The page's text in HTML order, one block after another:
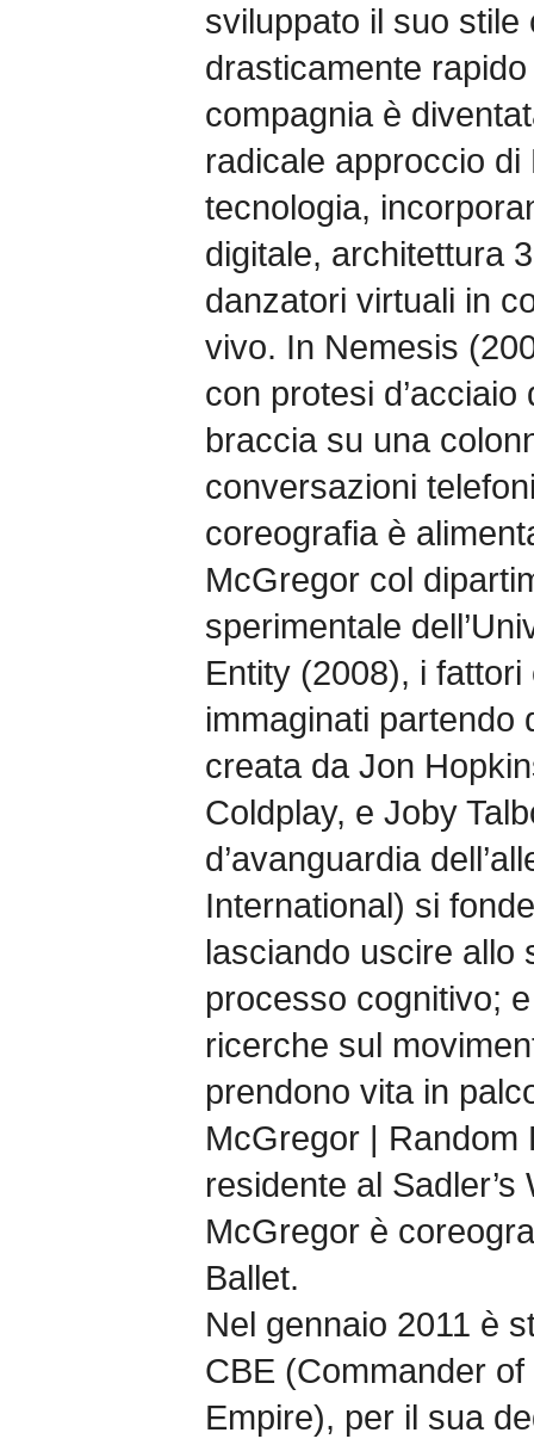
sviluppato il suo
drasticamente
compagnia è
radicale approccio
tecnologia,
digitale, architettura
danzatori virtuali in
vivo. In Nemesis
con protesi
braccia su una
conversazioni
coreografia è
McGregor col
sperimentale
Entity (2008), i
immaginati partendo
creata da Jon
Coldplay, e Joby
d’avanguardia
International) si
lasciando uscire allo
processo cognitivo;
ricerche sul
prendono vita in
McGregor | Random
residente al
McGregor è
Ballet.
Nel gennaio 2011 è
CBE (Commander
Empire), per il sua